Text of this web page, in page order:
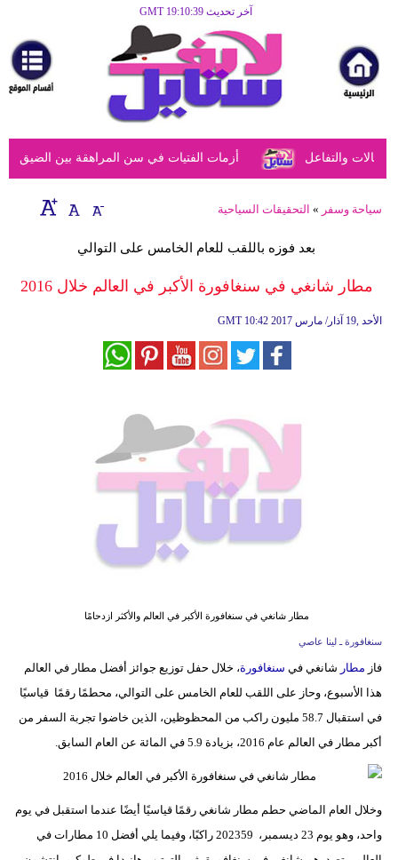
آخر تحديث GMT 19:10:39
مرأة
أزياء
أزياء
إسلامية
صحة
أزمات الفتيات في سن المراهقة بين الضيق والتفاعل
سياحة وسفر » التحقيقات السياحية
بعد فوزه باللقب للعام الخامس على التوالي
مطار شانغي في سنغافورة الأكبر في العالم خلال 2016
GMT 10:42 2017 الأحد ,19 آذار/ مارس
مطار شانغي في سنغافورة الأكبر في العالم والأكثر ازدحامًا
سنغافورة ـ لينا عاصي
فاز مطار شانغي في سنغافورة، خلال حفل توزيع جوائز أفضل مطار في العالم
هذا الأسبوع، وحاز على اللقب للعام الخامس على التوالي، محطمًا رقمًا قياسيًا
في استقبال 58.7 مليون راكب من المحظوظين، الذين خاضوا تجربة السفر من
أكبر مطار في العالم عام 2016، بزيادة 5.9 في المائة عن العام السابق.
وخلال العام الماضي حطم مطار شانغي رقمًا قياسيًا أيضًا عندما استقبل في يوم
واحد، وهو يوم 23 ديسمبر، 202359 راكبًا، وفيما يلي أفضل 10 مطارات في